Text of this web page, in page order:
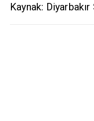
Kaynak: Diyarbakır